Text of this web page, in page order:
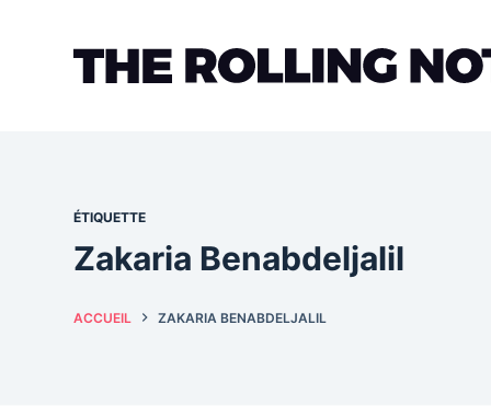
ÉTIQUETTE
Zakaria Benabdeljalil
ACCUEIL ZAKARIA BENABDELJALIL